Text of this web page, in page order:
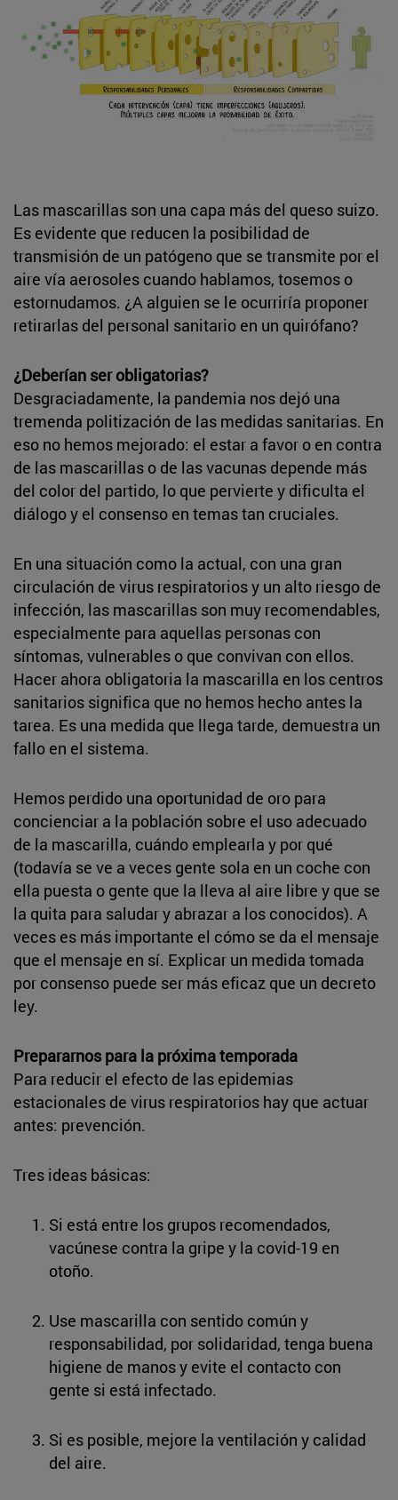
Las mascarillas son una capa más del queso suizo.
Es evidente que reducen la posibilidad de
transmisión de un patógeno que se transmite por el
aire vía aerosoles cuando hablamos, tosemos o
estornudamos. ¿A alguien se le ocurriría proponer
retirarlas del personal sanitario en un quirófano?
¿Deberían ser obligatorias?
Desgraciadamente, la pandemia nos dejó una
tremenda politización de las medidas sanitarias. En
eso no hemos mejorado: el estar a favor o en contra
de las mascarillas o de las vacunas depende más
del color del partido, lo que pervierte y dificulta el
diálogo y el consenso en temas tan cruciales.
En una situación como la actual, con una gran
circulación de virus respiratorios y un alto riesgo de
infección, las mascarillas son muy recomendables,
especialmente para aquellas personas con
síntomas, vulnerables o que convivan con ellos.
Hacer ahora obligatoria la mascarilla en los centros
sanitarios significa que no hemos hecho antes la
tarea. Es una medida que llega tarde, demuestra un
fallo en el sistema.
Hemos perdido una oportunidad de oro para
concienciar a la población sobre el uso adecuado
de la mascarilla, cuándo emplearla y por qué
(todavía se ve a veces gente sola en un coche con
ella puesta o gente que la lleva al aire libre y que se
la quita para saludar y abrazar a los conocidos). A
veces es más importante el cómo se da el mensaje
que el mensaje en sí. Explicar un medida tomada
por consenso puede ser más eficaz que un decreto
ley.
Prepararnos para la próxima temporada
Para reducir el efecto de las epidemias
estacionales de virus respiratorios hay que actuar
antes: prevención.
Tres ideas básicas:
Si está entre los grupos recomendados,
vacúnese contra la gripe y la covid-19 en
otoño.
Use mascarilla con sentido común y
responsabilidad, por solidaridad, tenga buena
higiene de manos y evite el contacto con
gente si está infectado.
Si es posible, mejore la ventilación y calidad
del aire.